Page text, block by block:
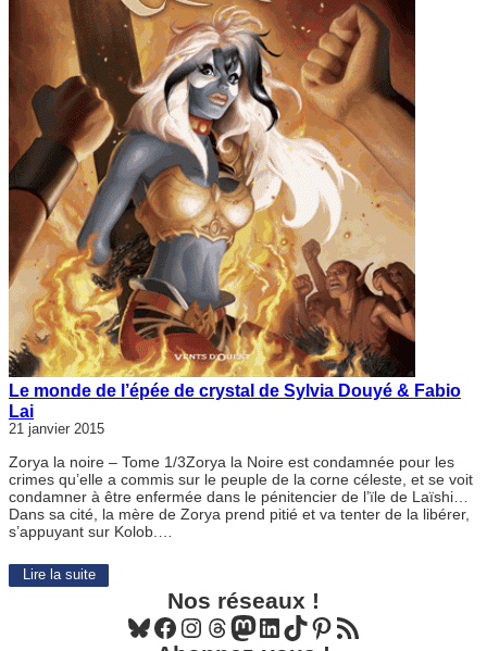
Le monde de l’épée de crystal de Sylvia Douyé & Fabio
Lai
21 janvier 2015
Zorya la noire – Tome 1/3Zorya la Noire est condamnée pour les
crimes qu’elle a commis sur le peuple de la corne céleste, et se voit
condamner à être enfermée dans le pénitencier de l’ïle de Laïshi…
Dans sa cité, la mère de Zorya prend pitié et va tenter de la libérer,
s’appuyant sur Kolob.…
Lire la suite
Nos réseaux !
Bluesky Facebook Instagram Threads Mastodon LinkedIn TikTok Pinterest Flux RSS